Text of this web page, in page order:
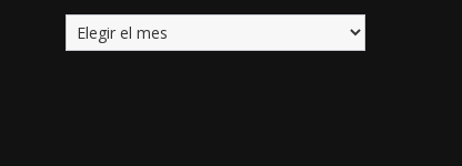
Archivo